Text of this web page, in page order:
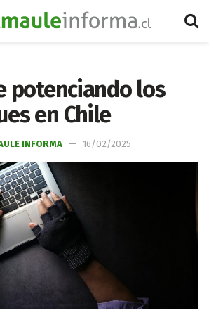
potenciando los
en Chile
INFORMA 16/02/2025